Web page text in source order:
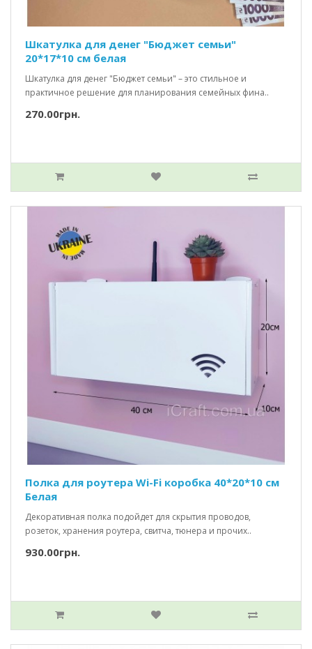
Шкатулка для денег "Бюджет семьи"
20*17*10 см белая
Шкатулка для денег "Бюджет семьи" – это стильное и
практичное решение для планирования семейных фина..
270.00грн.
Полка для роутера Wi-Fi коробка 40*20*10 см
Белая
Декоративная полка подойдет для скрытия проводов,
розеток, хранения роутера, свитча, тюнера и прочих..
930.00грн.